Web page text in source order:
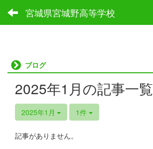
宮城県宮城野高等学校
ブログ
2025年1月の記事一覧
2025年1月 1件
記事がありません。